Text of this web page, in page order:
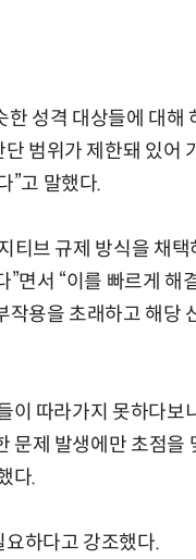
한 성격 대상들에 대해
범위가 제한돼 있어
”고 말했다.
티브 규제 방식을 채택
면서 “이를 빠르게 해
용을 초래하고 해당
이 따라가지 못하다보
문제 발생에만 초점을
다.
하다고 강조했다.